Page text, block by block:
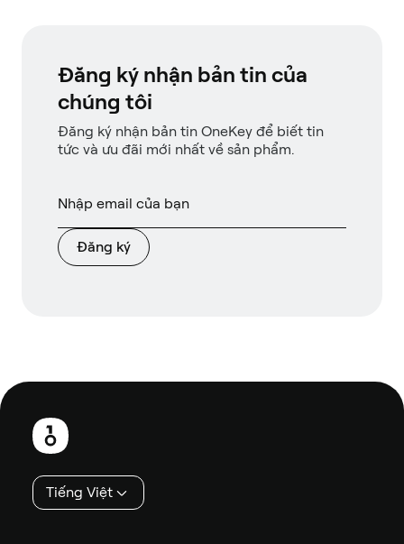
Đăng ký nhận bản tin của
chúng tôi
Đăng ký nhận bản tin OneKey để biết tin
tức và ưu đãi mới nhất về sản phẩm.
Đăng ký
Chân
trang
Tiếng Việt